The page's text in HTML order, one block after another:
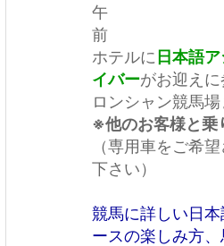
午
前
ホテルに 日本語
イバーがお迎えに
ロンシャン競馬場
※他のお客様と乗
（専用車をご希
下さい）
競馬に詳しい日
ースの楽しみ方